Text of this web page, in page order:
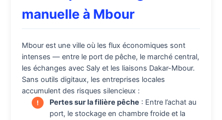
manuelle à Mbour
Mbour est une ville où les flux économiques sont
intenses — entre le port de pêche, le marché central,
les échanges avec Saly et les liaisons Dakar-Mbour.
Sans outils digitaux, les entreprises locales
accumulent des risques silencieux :
Pertes sur la filière pêche : Entre l’achat au
port, le stockage en chambre froide et la